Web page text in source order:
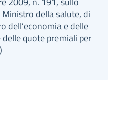
della salute, di
dell’economia e delle
quote premiali per